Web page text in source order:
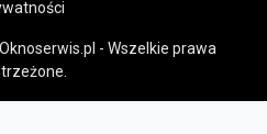
- Wszelkie prawa